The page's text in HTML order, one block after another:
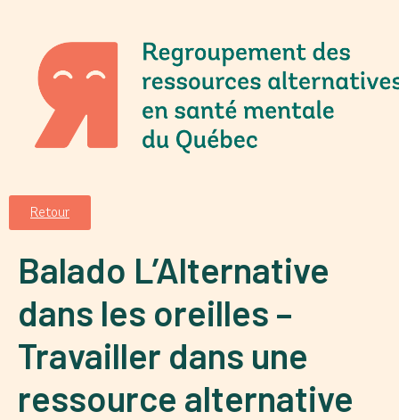
Retour
Balado L’Alternative
dans les oreilles –
Travailler dans une
ressource alternative